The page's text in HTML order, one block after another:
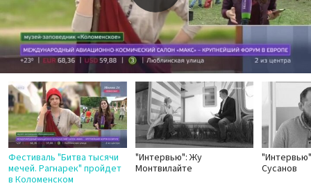
Play
Video
Фестиваль "Битва тысячи
мечей. Рагнарек" пройдет
в Коломенском
"Интервью": Жу
Монтвилайте
Сусанов